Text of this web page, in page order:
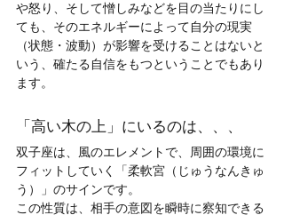
や怒り、そして憎しみなどを目の当たりにし
ても、そのエネルギーによって自分の現実
（状態・波動）が影響を受けることはないと
いう、確たる自信をもつということでもあり
ます。
「高い木の上」にいるのは、、、
双子座は、風のエレメントで、周囲の環境に
フィットしていく「柔軟宮（じゅうなんきゅ
う）」のサインです。
この性質は、相手の意図を瞬時に察知できる